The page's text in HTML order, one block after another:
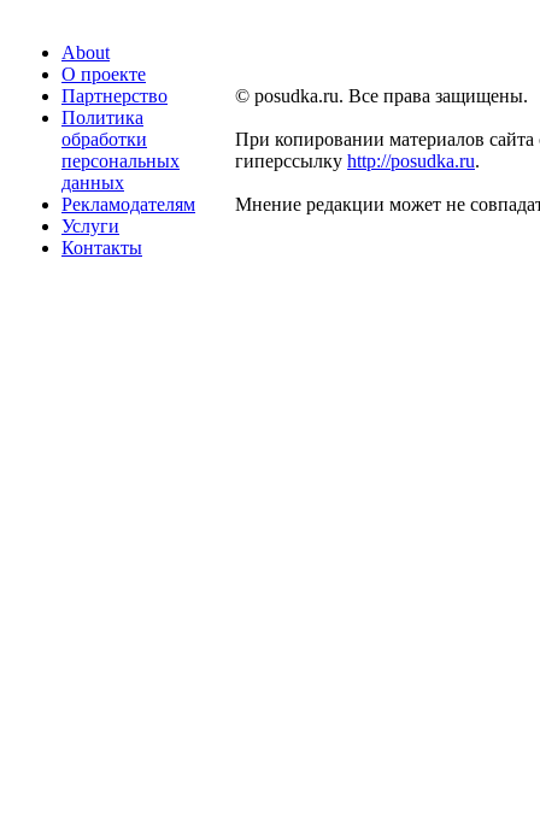
About
О проекте
Партнерство
Политика
обработки
персональных
данных
Рекламодателям
Услуги
Контакты
© posudka.ru. Все права защищены.
При копировании материалов сайта
гиперссылку http://posudka.ru.
Мнение редакции может не